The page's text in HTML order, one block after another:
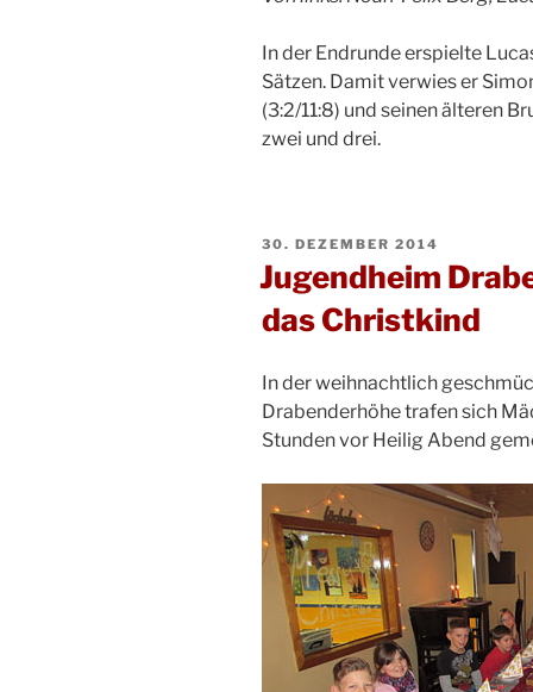
In der Endrunde erspielte
Sätzen. Damit verwies er
(3:2/11:8) und seinen älteren
zwei und drei.
VERÖFFENTLICHT
AM
30. DEZEMBER 2014
Jugendheim
das Christkind
In der weihnachtlich
Drabenderhöhe trafen sich
Stunden vor Heilig Abend